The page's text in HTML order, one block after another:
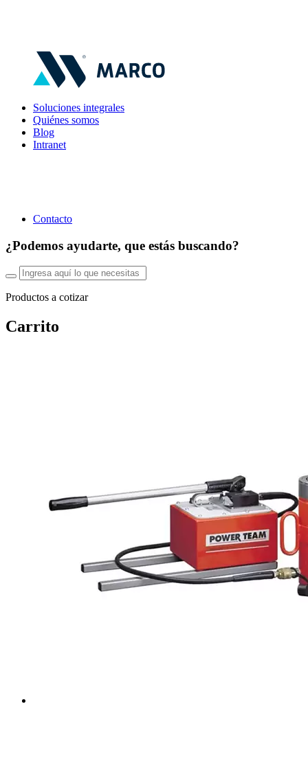
Soluciones integrales
Quiénes somos
Blog
Intranet
Contacto
¿Podemos ayudarte, que estás buscando?
Productos a cotizar
Carrito